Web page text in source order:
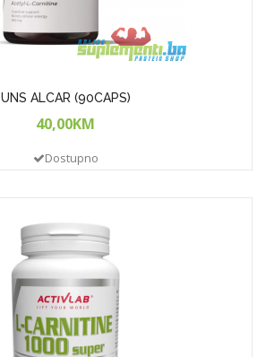
UNS ALCAR (90CAPS)
40,00KM
Dostupno